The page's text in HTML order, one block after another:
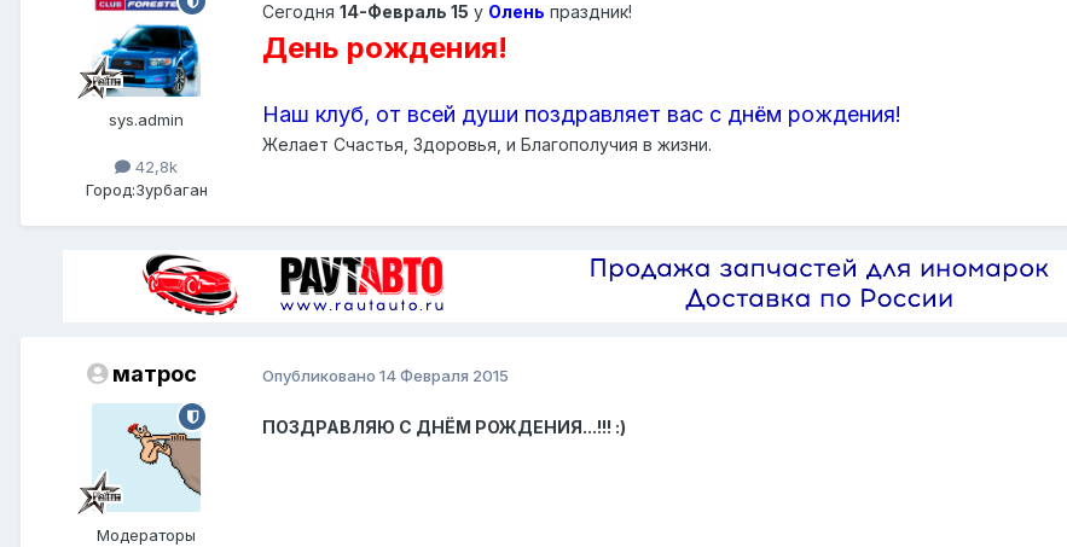
sys.admin
42,8k
Город:Зурбаган
Сегодня 14-Февраль 15 у Олень праздник!
День рождения!
Наш клуб, от всей души поздравляет вас с днём рождения!
Желает Счастья, Здоровья, и Благополучия в жизни.
матрос
Модераторы
Опубликовано 14 Февраля 2015
ПОЗДРАВЛЯЮ С ДНЁМ РОЖДЕНИЯ...!!! :)